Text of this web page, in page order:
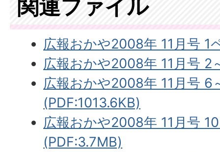
関連ファイル
広報おかや2008年 11月号 1
広報おかや2008年 11月号 2
広報おかや2008年 11月号 6
(PDF:1013.6KB)
広報おかや2008年 11月号
(PDF:3.7MB)